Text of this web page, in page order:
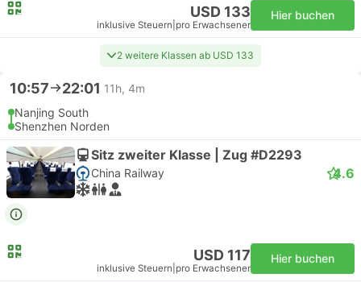
USD 133
inklusive Steuern pro Erwachsener
Hier buchen
2 weitere Klassen ab USD 133
10:57 22:01 11h, 4m
Nanjing South
Shenzhen Norden
Sitz zweiter Klasse | Zug #D2293
China Railway 4.6
USD 117
inklusive Steuern pro Erwachsener
Hier buchen